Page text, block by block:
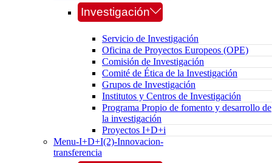
Investigación
Servicio de Investigación
Oficina de Proyectos Europeos (OPE)
Comisión de Investigación
Comité de Ética de la Investigación
Grupos de Investigación
Institutos y Centros de Investigación
Programa Propio de fomento y desarrollo de
la investigación
Proyectos I+D+i
Menu-I+D+I(2)-Innovacion-
transferencia